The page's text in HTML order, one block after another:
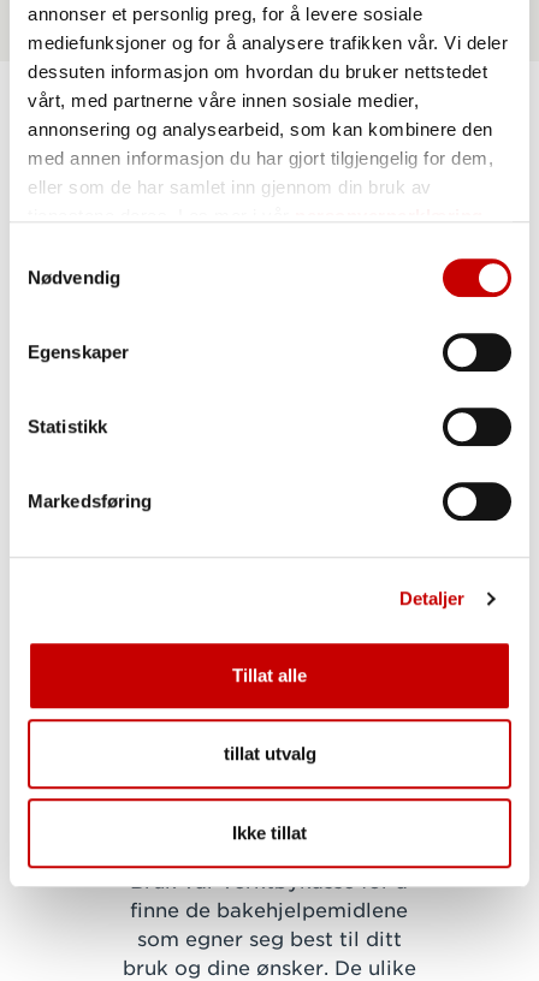
annonser et personlig preg, for å levere sosiale
mediefunksjoner og for å analysere trafikken vår. Vi deler
dessuten informasjon om hvordan du bruker nettstedet
vårt, med partnerne våre innen sosiale medier,
annonsering og analysearbeid, som kan kombinere den
med annen informasjon du har gjort tilgjengelig for dem,
eller som de har samlet inn gjennom din bruk av
Nødvendig
Egenskaper
Statistikk
Markedsføring
Detaljer
Tillat alle
tillat utvalg
Ikke tillat
bakehjelpemidler
bidra til enda bedre
være ønsker økt volum,
bedre saftighet, bedre
holdbarhet, bedre egnethet
eller en deig som egner seg
for glutenfri bakstr.
Bruk vår verktøykasse for å
finne de bakehjelpemidlene
som egner seg best til ditt
bruk og dine ønsker. De ulike